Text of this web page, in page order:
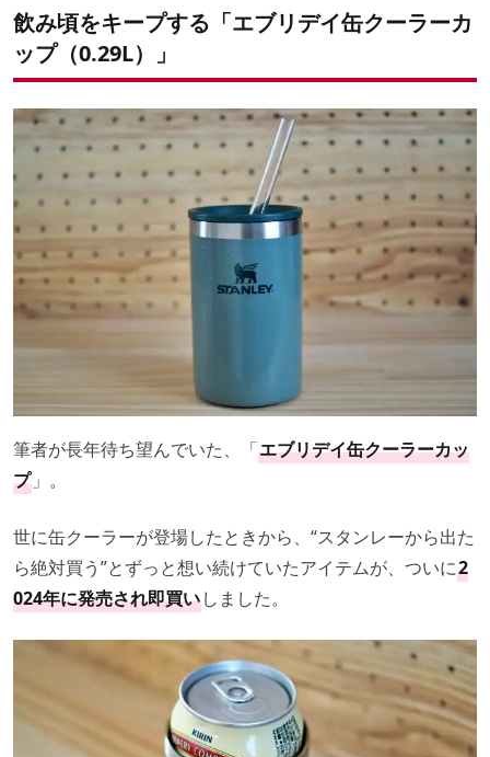
飲み頃をキープする「エブリデイ缶クーラーカ
ップ（0.29L）」
筆者が長年待ち望んでいた、「エブリデイ缶クーラーカッ
プ 」。
世に缶クーラーが登場したときから、“スタンレーから出た
ら絶対買う”とずっと想い続けていたアイテムが、ついに2
024年に発売され即買いしました。